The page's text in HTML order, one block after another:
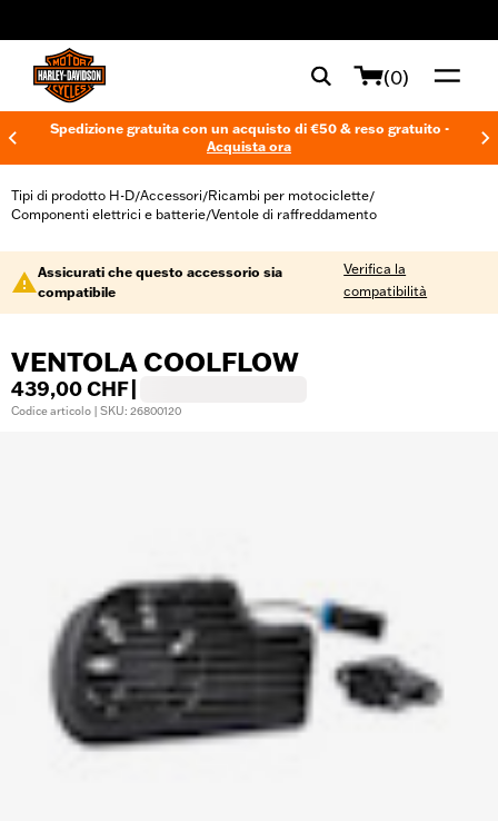
(0)
Spedizione gratuita con un acquisto di €50 & reso gratuito -
Acquista ora
Tipi di prodotto H-D/Accessori/Ricambi per motociclette/
Componenti elettrici e batterie/Ventole di raffreddamento
Assicurati che questo accessorio sia
compatibile
Verifica la
compatibilità
VENTOLA COOLFLOW
439,00 CHF
Codice articolo | SKU: 26800120